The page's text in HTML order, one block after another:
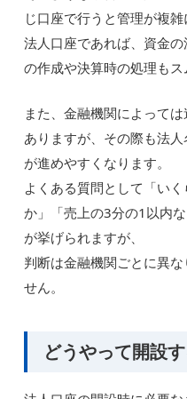
じ口座で行うと管理が複雑
法人口座であれば、資金
の作成や決算時の処理もス
また、金融機関によって
ありますが、その際も法
が進めやすくなります。
よくある質問として「い
か」「売上の3分の1以内
が挙げられますが、
判断は金融機関ごとに異
せん。
どうやって開設